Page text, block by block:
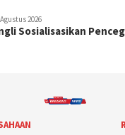
2026
Sosialisasikan